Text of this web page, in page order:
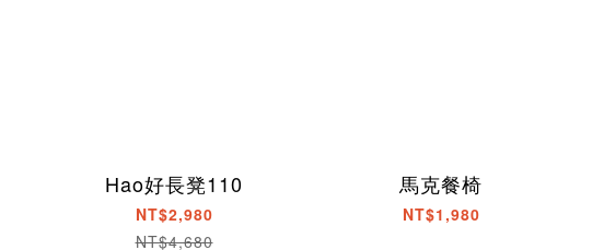
Hao好長凳110
NT$2,980
NT$4,680
馬克餐椅
NT$1,980